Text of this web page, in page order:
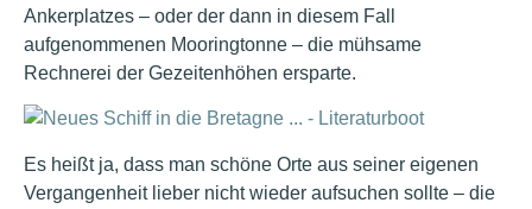
Ankerplatzes – oder der dann in diesem Fall
aufgenommenen Mooringtonne – die mühsame
Rechnerei der Gezeitenhöhen ersparte.
Es heißt ja, dass man schöne Orte aus seiner eigenen
Vergangenheit lieber nicht wieder aufsuchen sollte – die